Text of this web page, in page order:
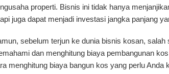
properti. Bisnis ini tidak hanya
juga dapat menjadi investasi jangka panjang
sebelum terjun ke dunia bisnis kosan, salah
dan menghitung biaya pembangunan
menghitung biaya bangun kos yang perlu Anda